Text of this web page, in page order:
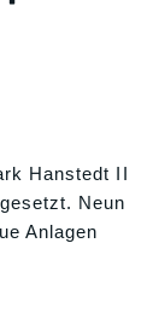
Hanstedt II
Neun
Anlagen